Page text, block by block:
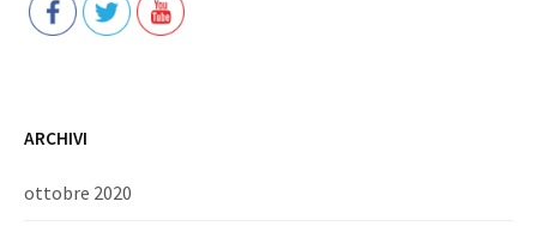
ARCHIVI
ottobre 2020